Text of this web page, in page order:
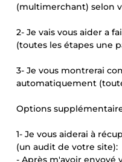
(multimerchant) selon
2- Je vais vous aider a
(toutes les étapes une
3- Je vous montrerai
automatiquement
Options
1- Je vous aiderai à
(un audit de votre site):
- Après m'avoir envoyé